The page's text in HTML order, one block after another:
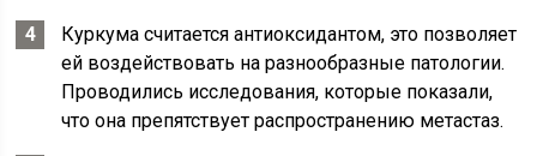
Куркума считается антиоксидантом, это позволяет
ей воздействовать на разнообразные патологии.
Проводились исследования, которые показали,
что она препятствует распространению метастаз.